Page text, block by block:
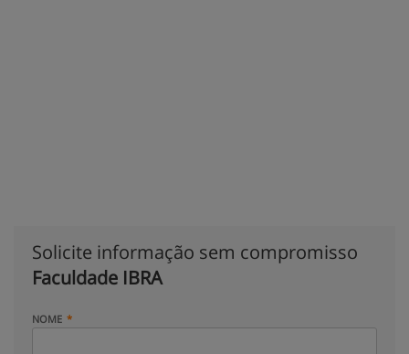
Solicite informação sem compromisso
Faculdade IBRA
NOME